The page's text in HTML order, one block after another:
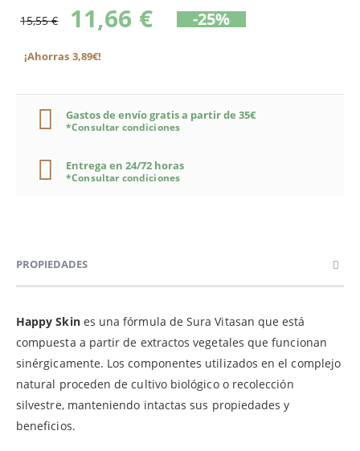
15,55 € 11,66 € -25%
¡Ahorras 3,89€!
Gastos de envío gratis a partir de 35€
*Consultar condiciones
Entrega en 24/72 horas
*Consultar condiciones
PROPIEDADES
Happy Skin es una fórmula de Sura Vitasan que está
compuesta a partir de extractos vegetales que funcionan
sinérgicamente. Los componentes utilizados en el complejo
natural proceden de cultivo biológico o recolección
silvestre, manteniendo intactas sus propiedades y
beneficios.